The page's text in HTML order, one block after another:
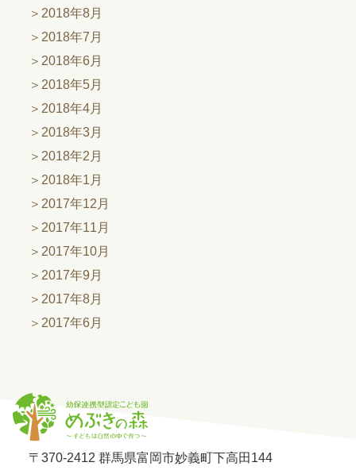
2018年8月
2018年7月
2018年6月
2018年5月
2018年4月
2018年3月
2018年2月
2018年1月
2017年12月
2017年11月
2017年10月
2017年9月
2017年8月
2017年6月
〒370-2412 群馬県富岡市妙義町下高田144